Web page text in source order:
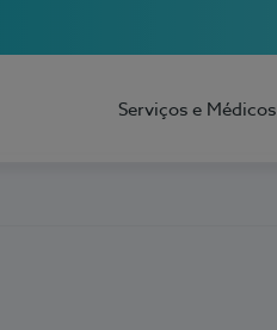
Serviços e Médicos